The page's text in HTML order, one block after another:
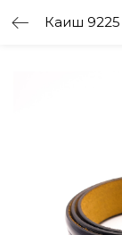
Каиш 9225
LOGIN
Enter your
Remember